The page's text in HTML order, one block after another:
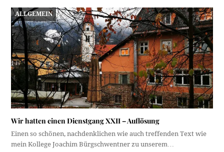
ALLGEMEIN
Wir hatten einen Dienstgang XXII – Auflösung
Einen so schönen, nachdenklichen wie auch treffenden Text wie
mein Kollege Joachim Bürgschwentner zu unserem…